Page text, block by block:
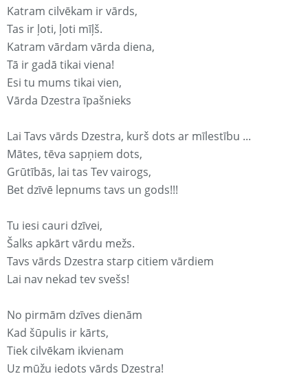
Katram cilvēkam ir vārds,
Tas ir ļoti, ļoti mīļš.
Katram vārdam vārda diena,
Tā ir gadā tikai viena!
Esi tu mums tikai vien,
Vārda Dzestra īpašnieks
Lai Tavs vārds Dzestra, kurš dots ar mīlestību ...
Mātes, tēva sapņiem dots,
Grūtībās, lai tas Tev vairogs,
Bet dzīvē lepnums tavs un gods!!!
Tu iesi cauri dzīvei,
Šalks apkārt vārdu mežs.
Tavs vārds Dzestra starp citiem vārdiem
Lai nav nekad tev svešs!
No pirmām dzīves dienām
Kad šūpulis ir kārts,
Tiek cilvēkam ikvienam
Uz mūžu iedots vārds Dzestra!